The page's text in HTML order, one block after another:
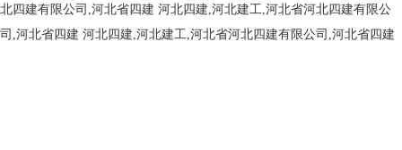
北四建有限公司,河北省四建 河北四建,河北建工,河北省河北四建有限公
司,河北省四建 河北四建,河北建工,河北省河北四建有限公司,河北省四建